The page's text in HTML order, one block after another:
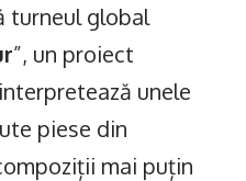
turneul global
”, un proiect
unele
piese din
mai puțin